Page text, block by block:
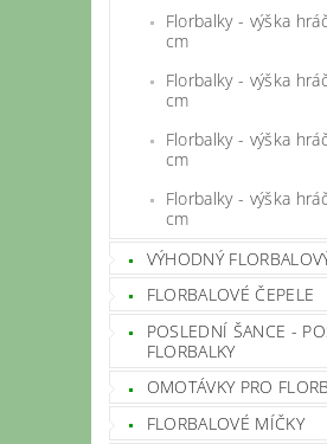
Florbalky - výška
cm
Florbalky - výška
cm
Florbalky - výška
cm
Florbalky - výška
cm
VÝHODNÝ
FLORBALOVÉ ČEPELE
POSLEDNÍ ŠANCE -
FLORBALKY
OMOTÁVKY PRO
FLORBALOVÉ MÍČKY